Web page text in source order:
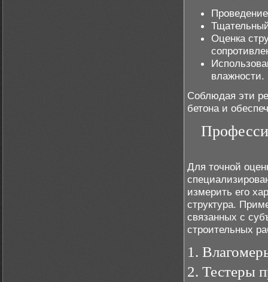
Оценка
влажности.
Соблюдая эти
бетона и
Для точной
измерить его
структура.
связанных с
строительных
1.
2. Тестеры